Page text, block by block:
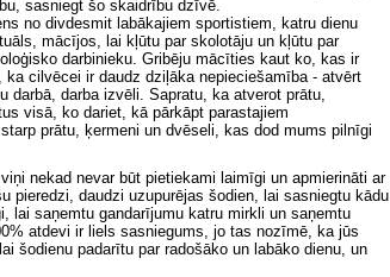
sasniegt šo skaidrību dzīvē.
no divdesmit labākajiem sportistiem, katru dienu
mācījos, lai kļūtu par skolotāju un kļūtu par
darbinieku. Gribēju mācīties kaut ko, kas ir
cilvēcei ir daudz dziļāka nepieciešamība - atvērt
darbā, darba izvēli. Sapratu, ka atverot prātu,
visā, ko dariet, kā pārkāpt parastajiem
prātu, ķermeni un dvēseli, kas dod mums pilnīgi
nekad nevar būt pietiekami laimīgi un apmierināti ar
pieredzi, daudzi uzupurējas šodien, lai sasniegtu kādu
saņemtu gandarījumu katru mirkli un saņemtu
atdevi ir liels sasniegums, jo tas nozīmē, ka jūs
šodienu padarītu par radošāko un labāko dienu, un